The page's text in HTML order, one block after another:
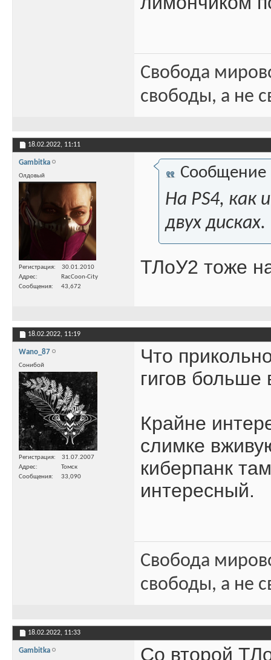
Свобода
свободы, а не
18.02.2022, 11:11
Gambitka
Олдовый
Регистрация
30.01.2010
Адрес
RacCoon-City
Сообщения
43,672
Сообщение
На PS4, как
двух дисках.
ТЛоУ2 тоже
18.02.2022, 11:19
Wano_87
Сонибой
Регистрация
31.07.2007
Адрес
Томск
Сообщения
33,090
Что
гигов больше
Крайне
слимке
киберпанк
интересный.
Свобода
свободы, а не
18.02.2022, 11:33
Gambitka Со второй